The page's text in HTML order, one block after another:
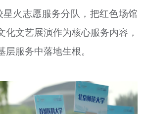
星火志愿服务分队，把红色场馆
化文艺展演作为核心服务内容，
服务中落地生根。